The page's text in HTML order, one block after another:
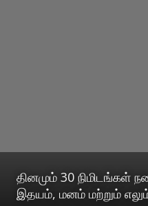
தினமும் 30 நிமிடங்கள்
இதயம், மனம் மற்றும்